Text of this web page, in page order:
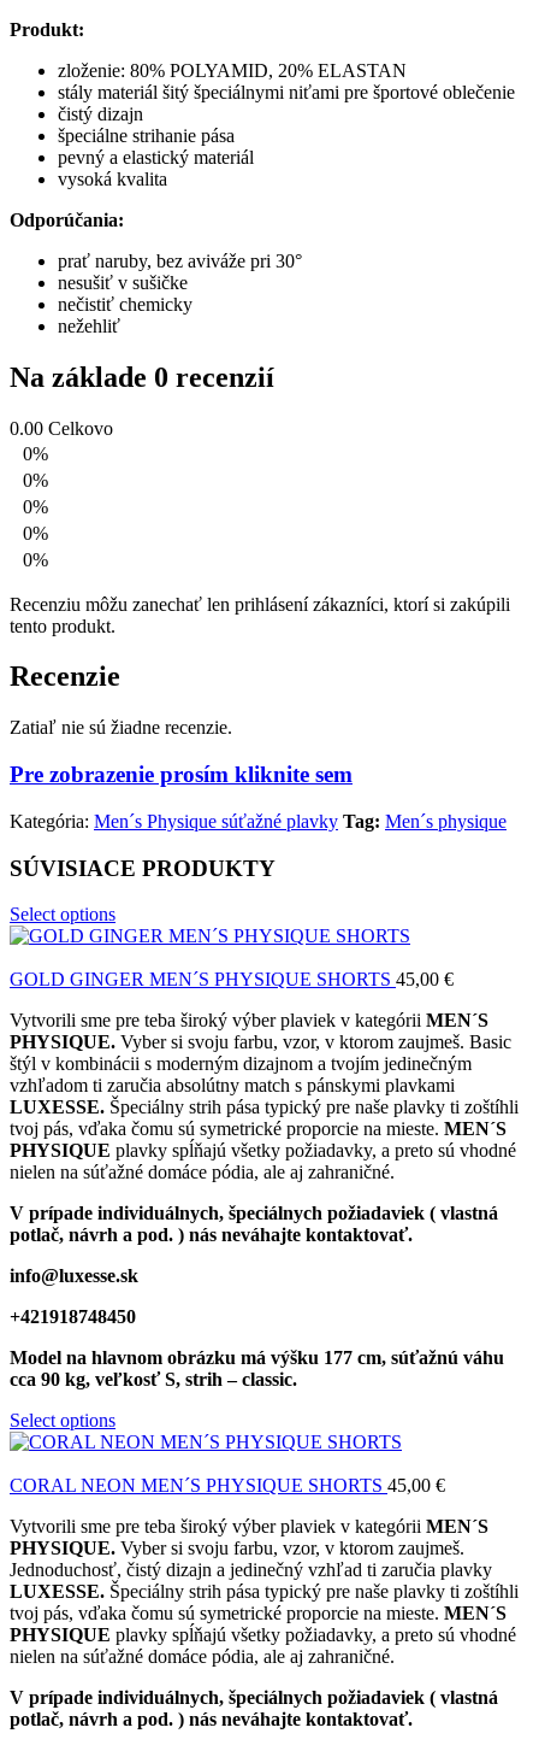
Produkt:
zloženie: 80% POLYAMID, 20% ELASTAN
stály materiál šitý špeciálnymi niťami pre športové oblečenie
čistý dizajn
špeciálne strihanie pása
pevný a elastický materiál
vysoká kvalita
Odporúčania:
prať naruby, bez aviváže pri 30°
nesušiť v sušičke
nečistiť chemicky
nežehliť
Na základe 0 recenzií
0.00 Celkovo
0%
0%
0%
0%
0%
Recenziu môžu zanechať len prihlásení zákazníci, ktorí si zakúpili
tento produkt.
Recenzie
Zatiaľ nie sú žiadne recenzie.
Pre zobrazenie prosím kliknite sem
Kategória: Men´s Physique súťažné plavky Tag: Men´s physique
SÚVISIACE PRODUKTY
Select options
GOLD GINGER MEN´S PHYSIQUE SHORTS 45,00 €
Vytvorili sme pre teba široký výber plaviek v kategórii MEN´S
PHYSIQUE. Vyber si svoju farbu, vzor, v ktorom zaujmeš. Basic
štýl v kombinácii s moderným dizajnom a tvojím jedinečným
vzhľadom ti zaručia absolútny match s pánskymi plavkami
LUXESSE. Špeciálny strih pása typický pre naše plavky ti zoštíhli
tvoj pás, vďaka čomu sú symetrické proporcie na mieste. MEN´S
PHYSIQUE plavky spĺňajú všetky požiadavky, a preto sú vhodné
nielen na súťažné domáce pódia, ale aj zahraničné.
V prípade individuálnych, špeciálnych požiadaviek ( vlastná
potlač, návrh a pod. ) nás neváhajte kontaktovať.
info@luxesse.sk
+421918748450
Model na hlavnom obrázku má výšku 177 cm, súťažnú váhu
cca 90 kg, veľkosť S, strih – classic.
Select options
CORAL NEON MEN´S PHYSIQUE SHORTS 45,00 €
Vytvorili sme pre teba široký výber plaviek v kategórii MEN´S
PHYSIQUE. Vyber si svoju farbu, vzor, v ktorom zaujmeš.
Jednoduchosť, čistý dizajn a jedinečný vzhľad ti zaručia plavky
LUXESSE. Špeciálny strih pása typický pre naše plavky ti zoštíhli
tvoj pás, vďaka čomu sú symetrické proporcie na mieste. MEN´S
PHYSIQUE plavky spĺňajú všetky požiadavky, a preto sú vhodné
nielen na súťažné domáce pódia, ale aj zahraničné.
V prípade individuálnych, špeciálnych požiadaviek ( vlastná
potlač, návrh a pod. ) nás neváhajte kontaktovať.